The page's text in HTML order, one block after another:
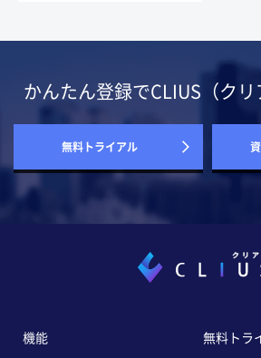
かんたん登録でCLIUS（ク
無料トライアル
機能 無料トラ